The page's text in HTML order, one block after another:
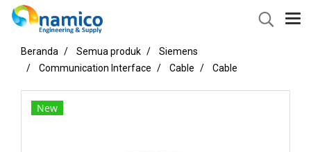
Beranda Semua produk
Siemens
Communication Interface
Cable Cable
New